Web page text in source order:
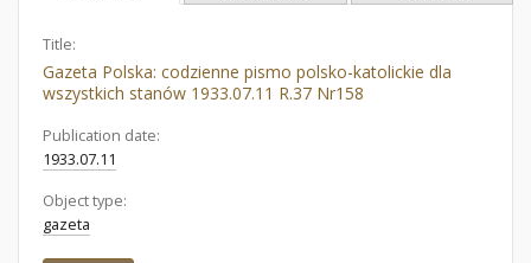
Title:
Gazeta Polska: codzienne pismo polsko-katolickie dla
wszystkich stanów 1933.07.11 R.37 Nr158
Publication date:
1933.07.11
Object type:
gazeta